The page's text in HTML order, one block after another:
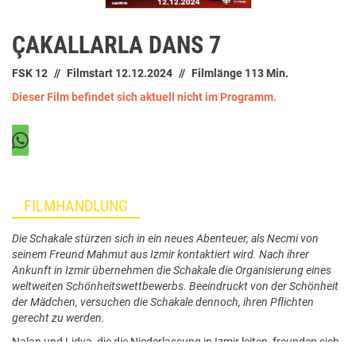
ÇAKALLARLA DANS 7
FSK 12 Filmstart 12.12.2024
Filmlänge 113 Min.
Dieser Film befindet sich aktuell nicht im Programm.
FILMHANDLUNG
Die Schakale stürzen sich in ein neues Abenteuer, als Necmi von
seinem Freund Mahmut aus Izmir kontaktiert wird. Nach ihrer
Ankunft in Izmir übernehmen die Schakale die Organisierung eines
weltweiten Schönheitswettbewerbs. Beeindruckt von der Schönheit
der Mädchen, versuchen die Schakale dennoch, ihren Pflichten
gerecht zu werden.
Nalan und Lidya, die die Niederlassung in Izmir leiten, freunden sich